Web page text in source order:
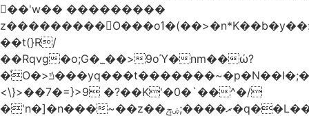
��'w�� ���������
z���������O���oߗ�(��>�n*K��b�y��:^��NV�{����O~';w37z8�}
��t(}R/
��Rqvg�o;G�_��>9oΎ�nm��ώ?
�ͮO�>ݿ���yq���t�������~�p�N��I�;�68������b�f���'�ܟ�ks�f����f���`K�׼��{g=&G�+k�������������˻�����݇�������re6�o�^�~��=
<\}>��7�=}>9 �?��K'�0�`��^�/
�'n�]�n���~��z��ރ����;ۻݼ�q��L�����3�ڼx�8�ݿ���Y9�r�<]/